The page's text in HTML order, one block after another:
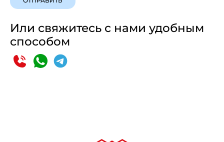
Или свяжитесь с нами удобным
способом